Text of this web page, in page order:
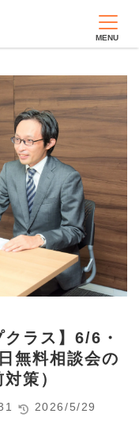
クラス】6/6・
無料相談会の
策）
2026/5/29